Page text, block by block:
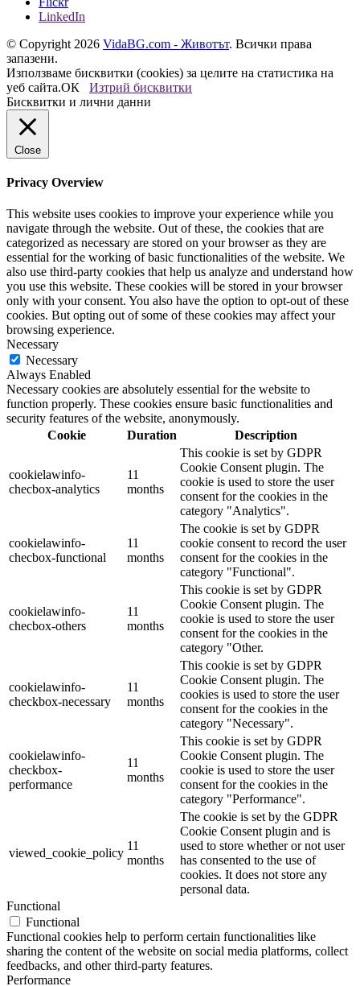
LinkedIn
© Copyright 2026 VidaBG.com - Животът. Всички права
запазени.
Използваме бисквитки (cookies) за целите на статистика на
уеб сайта.ОК
Изтрий бисквитки
Бисквитки и лични данни
Close
Privacy Overview
This website uses cookies to improve your experience while you
navigate through the website. Out of these, the cookies that are
categorized as necessary are stored on your browser as they are
essential for the working of basic functionalities of the website. We
also use third-party cookies that help us analyze and understand how
you use this website. These cookies will be stored in your browser
only with your consent. You also have the option to opt-out of these
cookies. But opting out of some of these cookies may affect your
browsing experience.
Necessary
Necessary
Always Enabled
Necessary cookies are absolutely essential for the website to
function properly. These cookies ensure basic functionalities and
security features of the website, anonymously.
Cookie
Duration Description
cookielawinfo-
checbox-analytics
11
months
This cookie is set by GDPR
Cookie Consent plugin. The
cookie is used to store the user
consent for the cookies in the
category "Analytics".
cookielawinfo-
checbox-functional
11
months
The cookie is set by GDPR
cookie consent to record the user
consent for the cookies in the
category "Functional".
cookielawinfo-
checbox-others
11
months
This cookie is set by GDPR
Cookie Consent plugin. The
cookie is used to store the user
consent for the cookies in the
category "Other.
cookielawinfo-
checkbox-necessary
11
months
This cookie is set by GDPR
Cookie Consent plugin. The
cookies is used to store the user
consent for the cookies in the
category "Necessary".
cookielawinfo-
checkbox-
performance
11
months
This cookie is set by GDPR
Cookie Consent plugin. The
cookie is used to store the user
consent for the cookies in the
category "Performance".
viewed_cookie_policy
11
months
The cookie is set by the GDPR
Cookie Consent plugin and is
used to store whether or not user
has consented to the use of
cookies. It does not store any
personal data.
Functional
Functional
Functional cookies help to perform certain functionalities like
sharing the content of the website on social media platforms, collect
feedbacks, and other third-party features.
Performance